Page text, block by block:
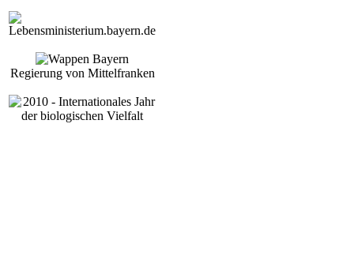
Regierung von Mittelfranken